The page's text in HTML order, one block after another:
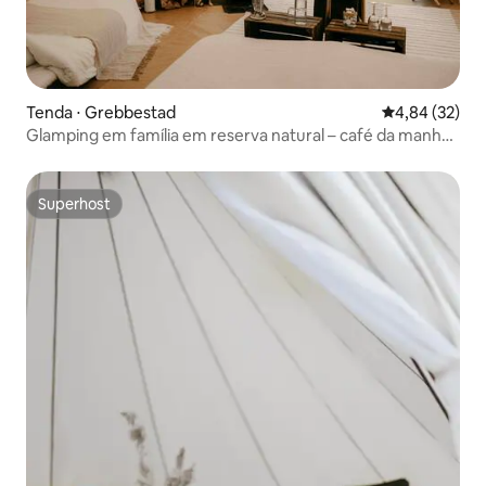
Tenda ⋅ Grebbestad 4,84 de uma
4,84 (32)
Glamping em família em reserva natural – café da manhã
Superhost
Superhost